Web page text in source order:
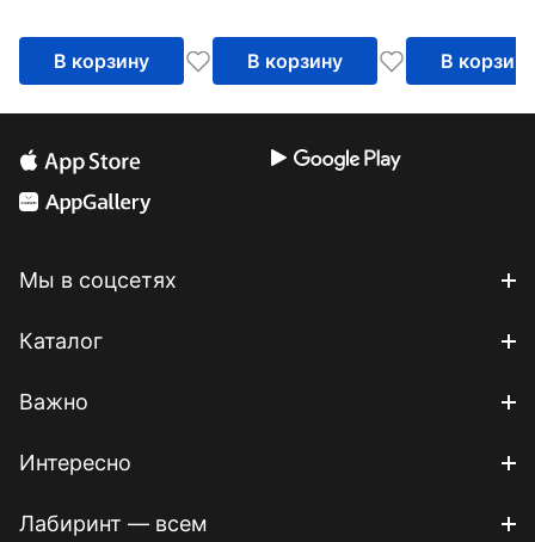
В корзину
книг + канцтовары
+ бонус
В корзину
книг +
+ бонус
В корзину
Мы в соцсетях
Каталог
Важно
Интересно
Лабиринт — всем